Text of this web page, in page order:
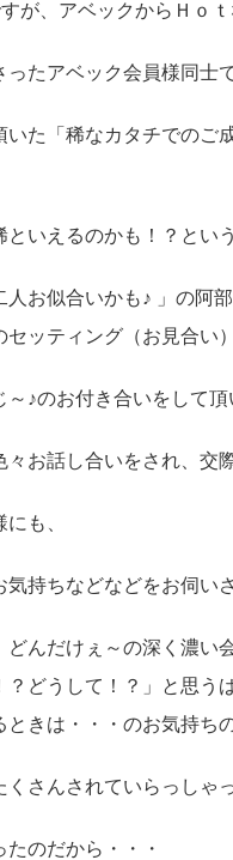
が、アベックからＨｏ
たアベック会員様同士
いた「稀なカタチでのご
いえるのかも！？とい
お似合いかも♪ 」の阿
ッティング（お見合い
♪のお付き合いをして
お話し合いをされ、交
も、
持ちなどなどをお伺い
どんだけぇ～の深く濃い
どうして！？」と思う
きは・・・のお気持ち
さんされていらっしゃ
のだから・・・